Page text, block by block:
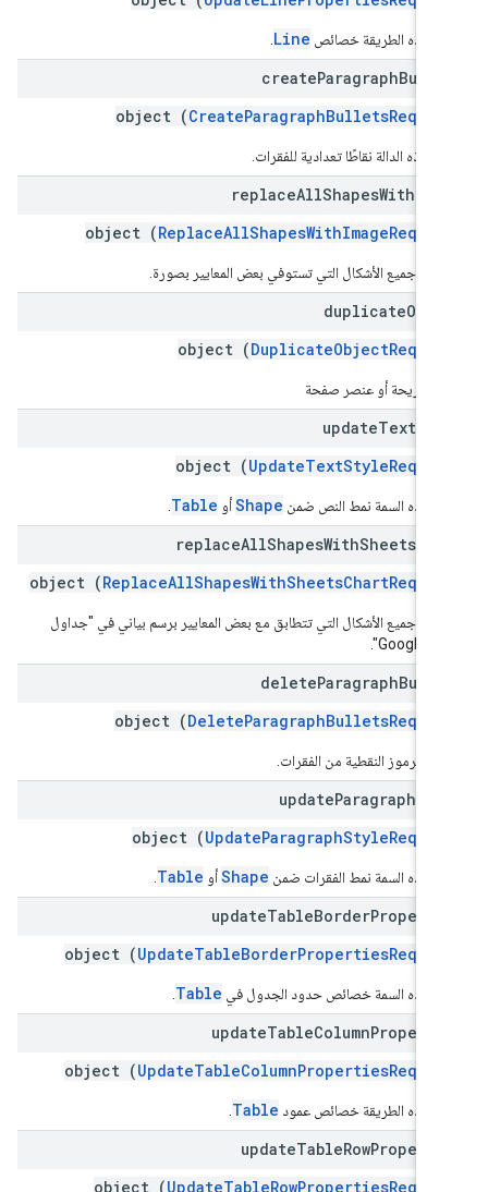
هذه الطريقة خصائصLine
createParagraph
object (
هذه الدالة نقاطًا تعدادية للفقرات.
replaceAllShapes
object (
جميع الأشكال التي تستوفي بعض المعايير بصورة.
duplicate
object (
شريحة أو عنصر صفحة
update
object (
هذه السمة نمط النص ضمنShapeأوTable
.
replaceAllShapesWithSheets
object (
جميع الأشكال التي تتطابق مع بعض المعايير برسم بياني في "جداول
deleteParagraph
object (
الرموز النقطية من الفقرات.
updateParagraph
object (
هذه السمة نمط الفقرات ضمنShapeأوTable
.
updateTableBorder
object (
هذه السمة خصائص حدود الجدول فيTable
.
updateTableColumn
object (
هذه الطريقة خصائص عمودTable
.
updateTableRow
object (